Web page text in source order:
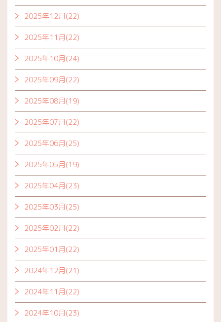
2025年12月(22)
2025年11月(22)
2025年10月(24)
2025年09月(22)
2025年08月(19)
2025年07月(22)
2025年06月(25)
2025年05月(19)
2025年04月(23)
2025年03月(25)
2025年02月(22)
2025年01月(22)
2024年12月(21)
2024年11月(22)
2024年10月(23)